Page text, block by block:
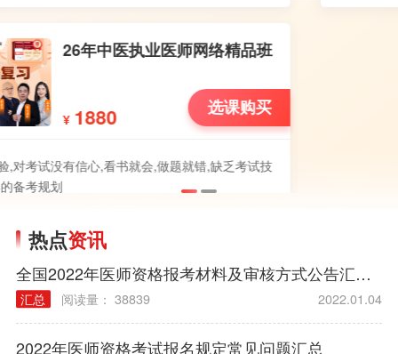
26年中医执业医师网络精品班
1880
没有考试经验,对考试没有信心,看书就会,做题就错,缺乏考试技
巧,缺乏科学的备考规划
热点资讯
全国2022年医师资格报考材料及审核方式公告汇总（各考区）
汇总 阅读量： 38839 2022.01.04